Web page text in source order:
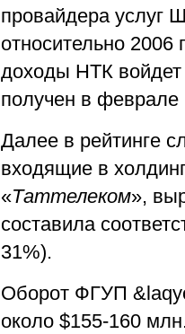
провайдера услуг
относительно
доходы НТК войдет
получен в феврале
Далее в рейтинге
входящие в
«Таттелеком»,
составила
31%).
Оборот ФГУП
около $155-160